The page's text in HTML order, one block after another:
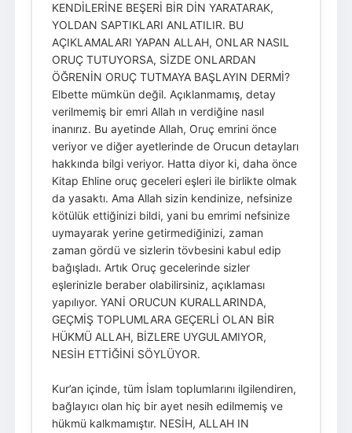
KENDİLERİNE BEŞERİ BİR DİN YARATARAK,
YOLDAN SAPTIKLARI ANLATILIR. BU
AÇIKLAMALARI YAPAN ALLAH, ONLAR NASIL
ORUÇ TUTUYORSA, SİZDE ONLARDAN
ÖĞRENİN ORUÇ TUTMAYA BAŞLAYIN DERMİ?
Elbette mümkün değil. Açıklanmamış, detay
verilmemiş bir emri Allah ın verdiğine nasıl
inanırız. Bu ayetinde Allah, Oruç emrini önce
veriyor ve diğer ayetlerinde de Orucun detayları
hakkında bilgi veriyor. Hatta diyor ki, daha önce
Kitap Ehline oruç geceleri eşleri ile birlikte olmak
da yasaktı. Ama Allah sizin kendinize, nefsinize
kötülük ettiğinizi bildi, yani bu emrimi nefsinize
uymayarak yerine getirmediğinizi, zaman
zaman gördü ve sizlerin tövbesini kabul edip
bağışladı. Artık Oruç gecelerinde sizler
eşlerinizle beraber olabilirsiniz, açıklaması
yapılıyor. YANİ ORUCUN KURALLARINDA,
GEÇMİŞ TOPLUMLARA GEÇERLİ OLAN BİR
HÜKMÜ ALLAH, BİZLERE UYGULAMIYOR,
NESİH ETTİĞİNİ SÖYLÜYOR.
Kur’an içinde, tüm İslam toplumlarını ilgilendiren,
bağlayıcı olan hiç bir ayet nesih edilmemiş ve
hükmü kalkmamıştır. NESİH, ALLAH IN